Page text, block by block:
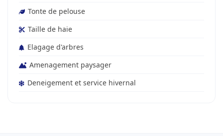
Tonte de pelouse
Taille de haie
Elagage d'arbres
Amenagement paysager
Deneigement et service hivernal